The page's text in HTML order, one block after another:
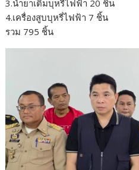
3.น้ำยาเติมบุหรี่ไฟฟ้า 20 ชิ้น
4.เครื่องสูบบุหรี่ไฟฟ้า 7 ชิ้น
รวม 795 ชิ้น